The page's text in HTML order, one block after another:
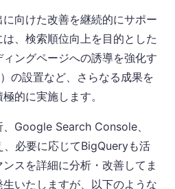
向けた改善を継続的にサポー
は、検索順位向上を目的とした
ングページへの誘導を強化す
の設置など、さらなる成果を
的に実施します。
Google Search Console、
必要に応じてBigQueryも活
スを詳細に分析・改善してま
いたしますが、以下のような